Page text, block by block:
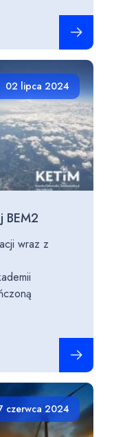
02 lipca 2024
BEM2
wraz z
czerwca 2024